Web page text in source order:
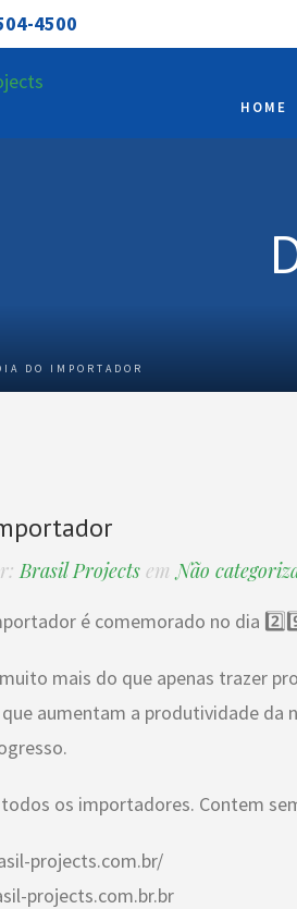
4500
HOME
DO IMPORTADOR
Brasil Projects em Não
é comemorado no dia
mais do que apenas trazer
aumentam a produtividade da
todos os importadores. Contem
projects.com.br/
projects.com.br.br